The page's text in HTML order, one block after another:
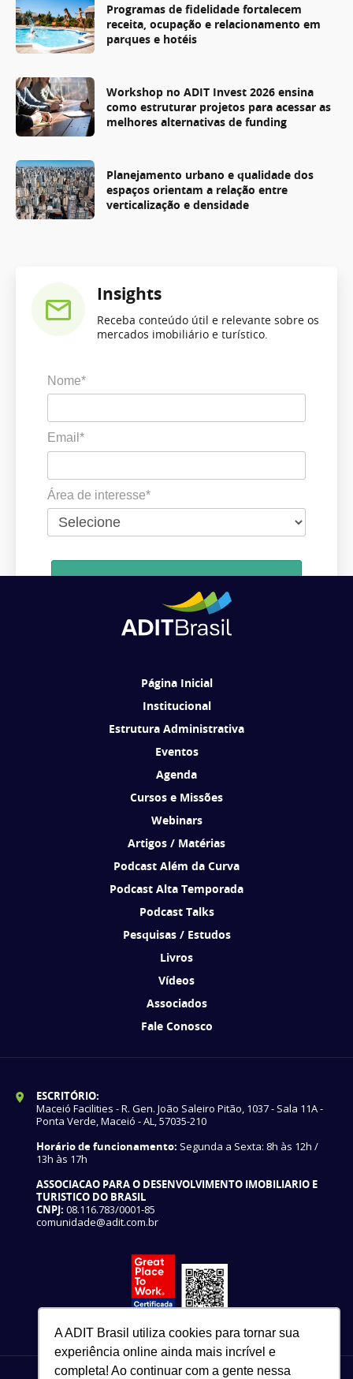
A ADIT Brasil utiliza cookies para tornar sua
experiência online ainda mais incrível e
completa! Ao continuar com a gente nessa
Programas de fidelidade fortalecem
receita, ocupação e relacionamento em
parques e hotéis
Workshop no ADIT Invest 2026 ensina
como estruturar projetos para acessar as
melhores alternativas de funding
Planejamento urbano e qualidade dos
espaços orientam a relação entre
verticalização e densidade
Insights
Receba conteúdo útil e relevante sobre os
mercados imobiliário e turístico.
Nome*
Email*
Área de interesse*
Ao se cadastrar, você concorda em receber comunicações da ADIT
Página Inicial
Institucional
Estrutura Administrativa
Eventos
Agenda
Cursos e Missões
Webinars
Artigos / Matérias
Podcast Além da Curva
Podcast Alta Temporada
Podcast Talks
Pesquisas / Estudos
Livros
Vídeos
Associados
Fale Conosco
ESCRITÓRIO:
Maceió Facilities - R. Gen. João Saleiro Pitão, 1037 - Sala 11A -
Ponta Verde, Maceió - AL, 57035-210
Horário de funcionamento: Segunda a Sexta: 8h às 12h /
13h às 17h
ASSOCIACAO PARA O DESENVOLVIMENTO IMOBILIARIO E
TURISTICO DO BRASIL
CNPJ: 08.116.783/0001-85
comunidade@adit.com.br